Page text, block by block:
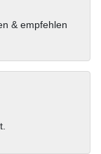
& empfehlen